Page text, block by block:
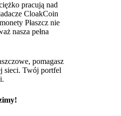
pracują nad
CloakCoin
Płaszcz nie
nasza pełna
pomagasz
sieci. Twój portfel